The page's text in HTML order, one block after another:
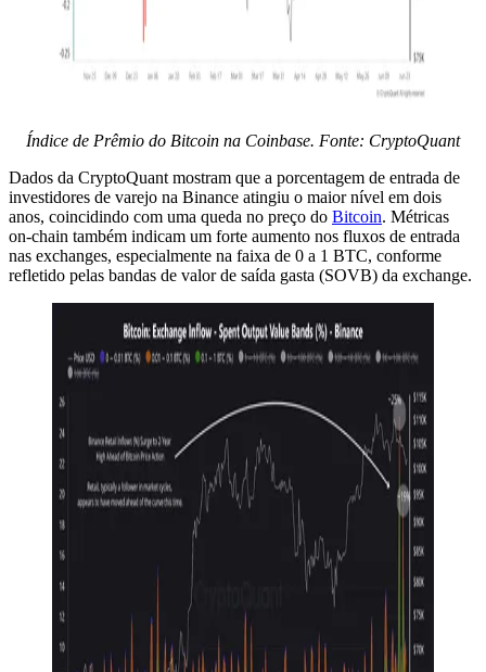
Índice de Prêmio do Bitcoin na Coinbase. Fonte: CryptoQuant
Dados da CryptoQuant mostram que a porcentagem de entrada de
investidores de varejo na Binance atingiu o maior nível em dois
anos, coincidindo com uma queda no preço do Bitcoin. Métricas
on‑chain também indicam um forte aumento nos fluxos de entrada
nas exchanges, especialmente na faixa de 0 a 1 BTC, conforme
refletido pelas bandas de valor de saída gasta (SOVB) da exchange.